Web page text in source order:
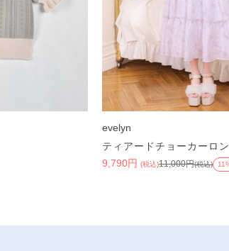
evelyn
ティアードチョーカーロ
9,790円 (税込)11,000円(税込)